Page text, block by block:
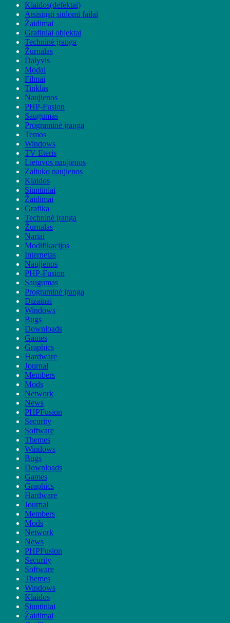
Klaidos(defektai)
Atsisiųsti siūlomi failai
Žaidimai
Grafiniai objektai
Techninė įranga
Žurnalas
Dalyvis
Modai
Filmai
Tinklas
Naujienos
PHP-Fusion
Saugumas
Programinė įranga
Temos
Windows
TV Eteris
Lietuvos naujienos
Zaliuko naujienos
Klaidos
Siuntiniai
Žaidimai
Grafika
Techninė įranga
Žurnalas
Nariai
Modifikacijos
Internetas
Naujienos
PHP-Fusion
Saugumas
Programinė įranga
Dizainai
Windows
Bugs
Downloads
Games
Graphics
Hardware
Journal
Members
Mods
Network
News
PHPFusion
Security
Software
Themes
Windows
Bugs
Downloads
Games
Graphics
Hardware
Journal
Members
Mods
Network
News
PHPFusion
Security
Software
Themes
Windows
Klaidos
Siuntiniai
Žaidimai